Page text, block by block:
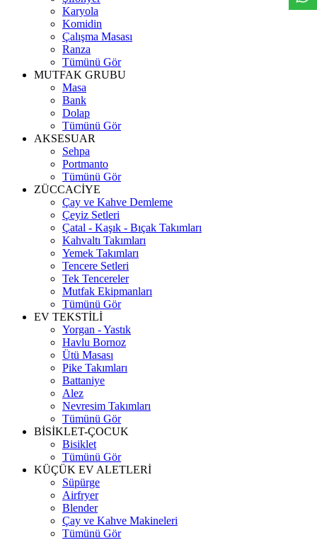
Karyola
Komidin
Çalışma Masası
Ranza
Tümünü Gör
MUTFAK GRUBU
Masa
Bank
Dolap
Tümünü Gör
AKSESUAR
Sehpa
Portmanto
Tümünü Gör
ZÜCCACİYE
Çay ve Kahve Demleme
Çeyiz Setleri
Çatal - Kaşık - Bıçak Takımları
Kahvaltı Takımları
Yemek Takımları
Tencere Setleri
Tek Tencereler
Mutfak Ekipmanları
Tümünü Gör
EV TEKSTİLİ
Yorgan - Yastık
Havlu Bornoz
Ütü Masası
Pike Takımları
Battaniye
Alez
Nevresim Takımları
Tümünü Gör
BİSİKLET-ÇOCUK
Bisiklet
Tümünü Gör
KÜÇÜK EV ALETLERİ
Süpürge
Airfryer
Blender
Çay ve Kahve Makineleri
Tümünü Gör